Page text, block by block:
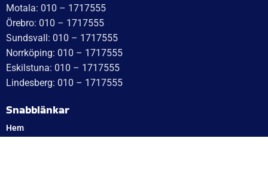
Motala: 010 – 1717555
Örebro: 010 – 1717555
Sundsvall: 010 – 1717555
Norrköping: 010 – 1717555
Eskilstuna: 010 – 1717555
Lindesberg: 010 – 1717555
Snabblänkar
Hem